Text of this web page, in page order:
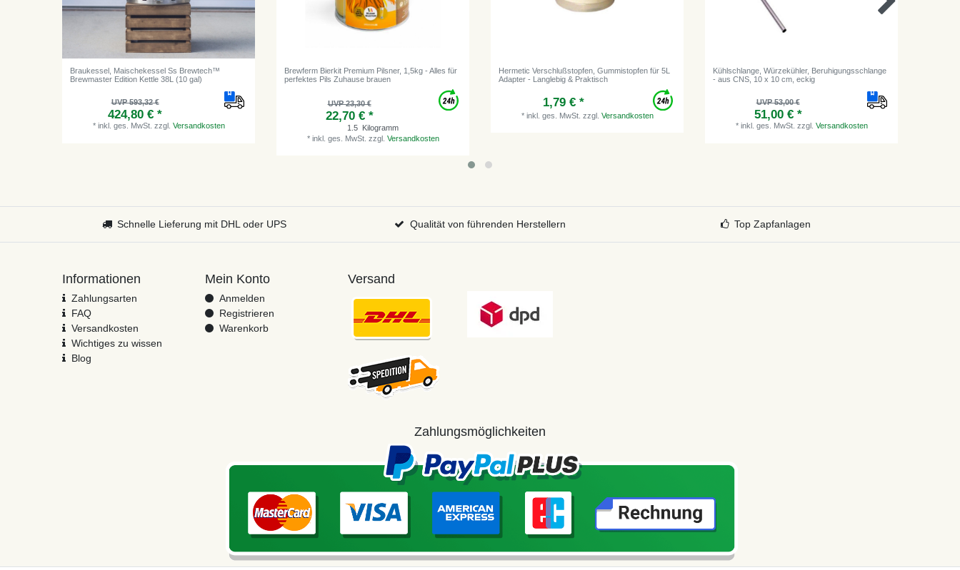
Braukessel, Maischekessel Ss Brewtech™
Brewmaster Edition Kettle 38L (10 gal)
UVP 593,32 €
424,80 € *
* inkl. ges. MwSt. zzgl. Versandkosten
Brewferm Bierkit Premium Pilsner, 1,5kg - Alles für
perfektes Pils Zuhause brauen
UVP 23,30 €
22,70 € *
1.5 Kilogramm
* inkl. ges. MwSt. zzgl. Versandkosten
Hermetic Verschlußstopfen, Gummistopfen für 5L
Adapter - Langlebig & Praktisch
1,79 € *
* inkl. ges. MwSt. zzgl. Versandkosten
Kühlschlange, Würzekühler, Beruhigungsschlange
- aus CNS, 10 x 10 cm, eckig
UVP 53,00 €
51,00 € *
* inkl. ges. MwSt. zzgl. Versandkosten
Schnelle Lieferung mit DHL oder UPS Qualität von führenden Herstellern Top Zapfanlagen
Informationen
Zahlungsarten
FAQ
Versandkosten
Wichtiges zu wissen
Blog
Mein Konto
Anmelden
Registrieren
Warenkorb
Versand
Zahlungsmöglichkeiten